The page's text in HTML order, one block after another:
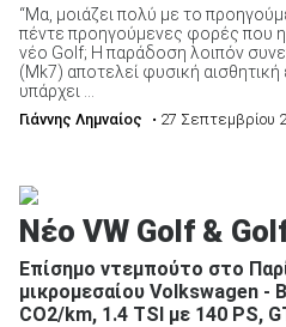
“Μα, μοιάζει πολύ με το
πέντε προηγούμενες φορές που
νέο Golf; Η παράδοση λοιπόν
(Mk7) αποτελεί φυσική
υπάρχει ...
Γιάννης Λημναίος • 27 Σεπτεμβρίου
Νέο VW Golf &
Επίσημο ντεμπούτο στο
μικρομεσαίου Volkswagen -
CO2/km, 1.4 TSI με 140 PS,